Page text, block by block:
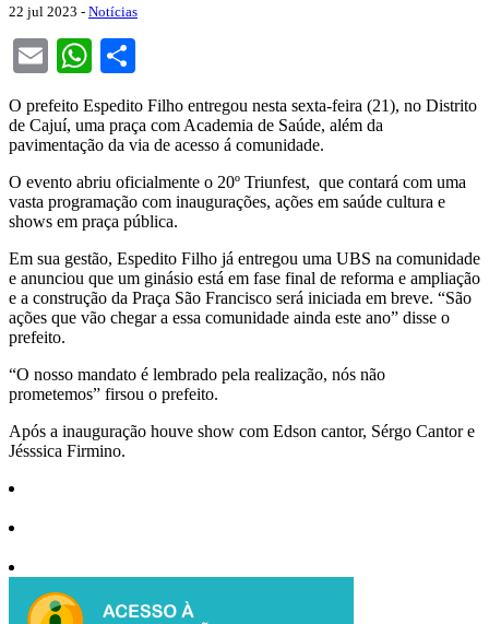
22 jul 2023 - Notícias
EmailWhatsApp
O prefeito Espedito Filho entregou nesta sexta-feira (21), no Distrito
de Cajuí, uma praça com Academia de Saúde, além da
pavimentação da via de acesso á comunidade.
O evento abriu oficialmente o 20º Triunfest, que contará com uma
vasta programação com inaugurações, ações em saúde cultura e
shows em praça pública.
Em sua gestão, Espedito Filho já entregou uma UBS na comunidade
e anunciou que um ginásio está em fase final de reforma e ampliação
e a construção da Praça São Francisco será iniciada em breve. “São
ações que vão chegar a essa comunidade ainda este ano” disse o
prefeito.
“O nosso mandato é lembrado pela realização, nós não
prometemos” firsou o prefeito.
Após a inauguração houve show com Edson cantor, Sérgo Cantor e
Jésssica Firmino.